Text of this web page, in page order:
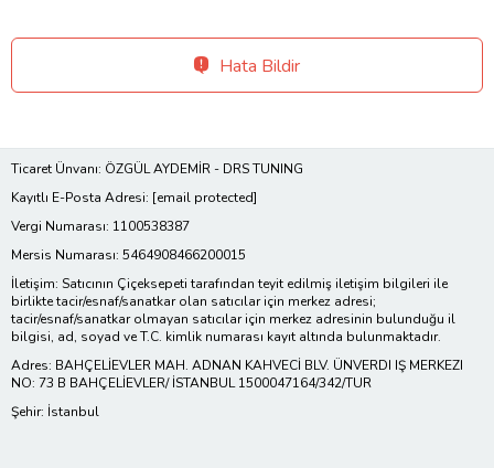
Hata Bildir
Ticaret Ünvanı: ÖZGÜL AYDEMİR - DRS TUNING
Kayıtlı E-Posta Adresi: [email protected]
Vergi Numarası: 1100538387
Mersis Numarası: 5464908466200015
İletişim: Satıcının Çiçeksepeti tarafından teyit edilmiş iletişim bilgileri ile
birlikte tacir/esnaf/sanatkar olan satıcılar için merkez adresi;
tacir/esnaf/sanatkar olmayan satıcılar için merkez adresinin bulunduğu il
bilgisi, ad, soyad ve T.C. kimlik numarası kayıt altında bulunmaktadır.
Adres: BAHÇELİEVLER MAH. ADNAN KAHVECİ BLV. ÜNVERDI IŞ MERKEZI
NO: 73 B BAHÇELİEVLER/ İSTANBUL 1500047164/342/TUR
Şehir: İstanbul